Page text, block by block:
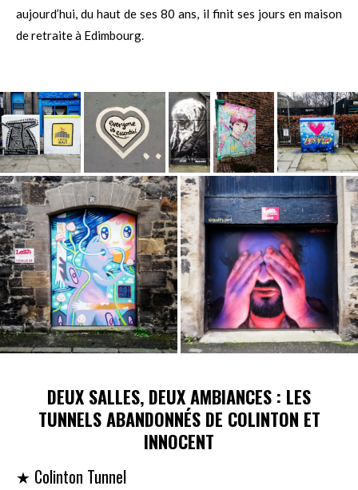
aujourd’hui, du haut de ses 80 ans, il finit ses jours en maison
de retraite à Edimbourg.
DEUX SALLES, DEUX AMBIANCES : LES
TUNNELS ABANDONNÉS DE COLINTON ET
INNOCENT
★ Colinton Tunnel